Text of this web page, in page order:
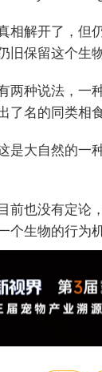
相解开了，但
旧保留这个生
两种说法，一
了名的同类相
是大自然的一
前也没有定论
个生物的行为